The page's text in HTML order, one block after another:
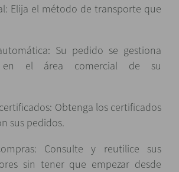
Elija el método de transporte que
Su pedido se gestiona
en el área comercial de su
Obtenga los certificados
sus pedidos.
Consulte y reutilice sus
sin tener que empezar desde